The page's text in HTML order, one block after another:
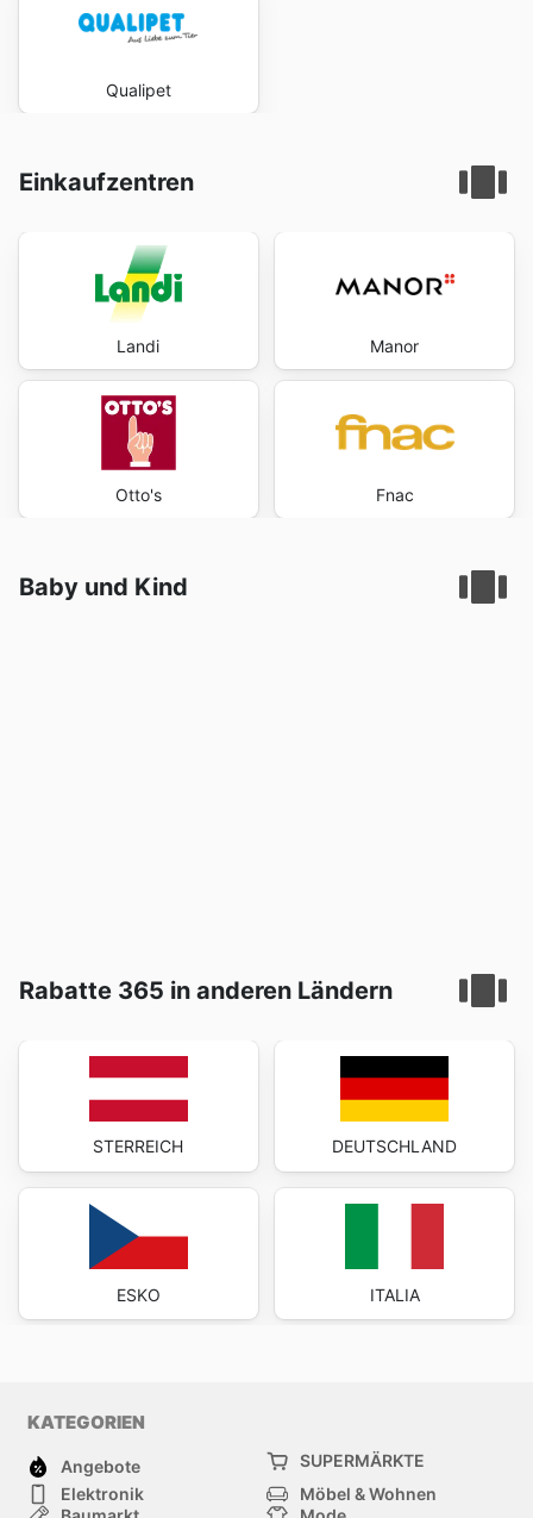
Qualipet
Einkaufzentren
Landi
Otto's
Manor
Fnac
Baby und Kind
Rabatte 365 in anderen Ländern
STERREICH
ESKO
DEUTSCHLAND
ITALIA
KATEGORIEN
Angebote
SUPERMÄRKTE
Elektronik
Möbel & Wohnen